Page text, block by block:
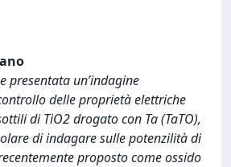
presentata un’indagine
delle proprietà elettriche
di TiO2 drogato con Ta (TaTO),
di indagare sulle potenzilità di
proposto come ossido